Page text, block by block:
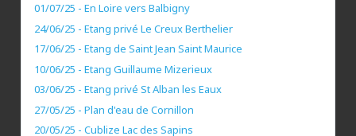
01/07/25 - En Loire vers Balbigny
24/06/25 - Etang privé Le Creux Berthelier
17/06/25 - Etang de Saint Jean Saint Maurice
10/06/25 - Etang Guillaume Mizerieux
03/06/25 - Etang privé St Alban les Eaux
27/05/25 - Plan d'eau de Cornillon
20/05/25 - Cublize Lac des Sapins